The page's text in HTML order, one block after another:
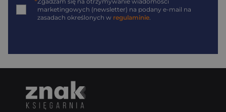
marketingowych (newsletter) na podany e-mail na
zasadach określonych w regulaminie